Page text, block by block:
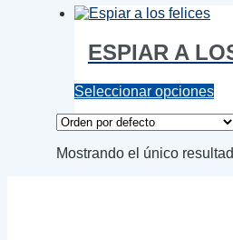
ESPIAR A
Seleccionar opciones
Mostrando el único